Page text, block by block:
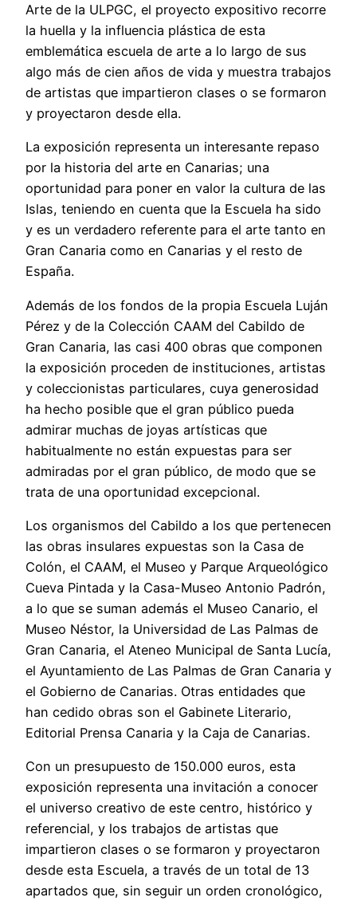
Arte de la ULPGC, el proyecto expositivo recorre
la huella y la influencia plástica de esta
emblemática escuela de arte a lo largo de sus
algo más de cien años de vida y muestra trabajos
de artistas que impartieron clases o se formaron
y proyectaron desde ella.
La exposición representa un interesante repaso
por la historia del arte en Canarias; una
oportunidad para poner en valor la cultura de las
Islas, teniendo en cuenta que la Escuela ha sido
y es un verdadero referente para el arte tanto en
Gran Canaria como en Canarias y el resto de
España.
Además de los fondos de la propia Escuela Luján
Pérez y de la Colección CAAM del Cabildo de
Gran Canaria, las casi 400 obras que componen
la exposición proceden de instituciones, artistas
y coleccionistas particulares, cuya generosidad
ha hecho posible que el gran público pueda
admirar muchas de joyas artísticas que
habitualmente no están expuestas para ser
admiradas por el gran público, de modo que se
trata de una oportunidad excepcional.
Los organismos del Cabildo a los que pertenecen
las obras insulares expuestas son la Casa de
Colón, el CAAM, el Museo y Parque Arqueológico
Cueva Pintada y la Casa-Museo Antonio Padrón,
a lo que se suman además el Museo Canario, el
Museo Néstor, la Universidad de Las Palmas de
Gran Canaria, el Ateneo Municipal de Santa Lucía,
el Ayuntamiento de Las Palmas de Gran Canaria y
el Gobierno de Canarias. Otras entidades que
han cedido obras son el Gabinete Literario,
Editorial Prensa Canaria y la Caja de Canarias.
Con un presupuesto de 150.000 euros, esta
exposición representa una invitación a conocer
el universo creativo de este centro, histórico y
referencial, y los trabajos de artistas que
impartieron clases o se formaron y proyectaron
desde esta Escuela, a través de un total de 13
apartados que, sin seguir un orden cronológico,